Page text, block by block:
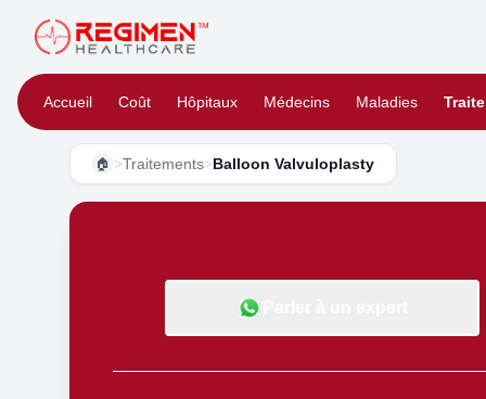
Accueil Coût Hôpitaux Médecins Maladies
🏠 >Traitements>Balloon Valvuloplasty